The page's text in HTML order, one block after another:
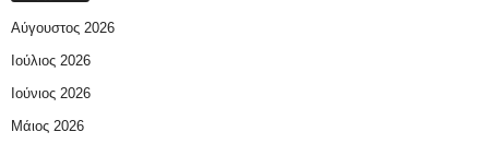
Αύγουστος 2026
Ιούλιος 2026
Ιούνιος 2026
Μάιος 2026